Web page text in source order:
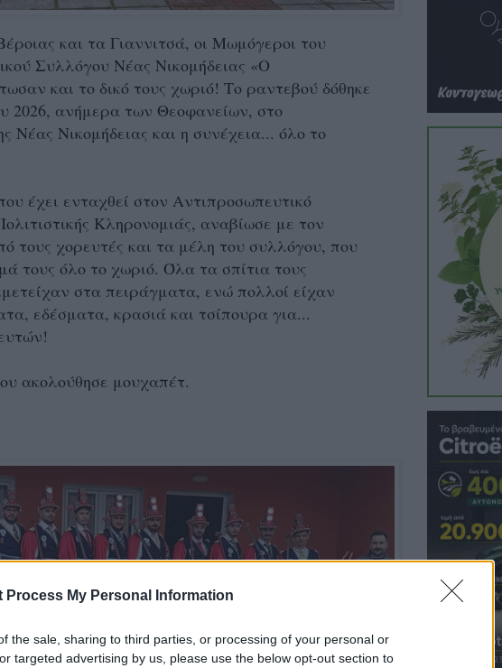
Process My Personal Information
the sale, sharing to third parties, or processing of your personal or
targeted advertising by us, please use the below opt-out section to
και τα Γιαννιτσά, οι Μωμόγεροι του
Συλλόγου Νέας Νικομήδειας «Ο
και το δικό τους χωριό! Το ραντεβού δόθηκε
2026, ανήμερα των Θεοφανείων, στο
Νέας Νικομήδειας και η συνέχεια... όλο το
έχει ενταχθεί στον Αντιπροσωπευτικό
Κληρονομιάς, αναβίωσε με τον
τους χορευτές και τα μέλη του συλλόγου, που
τους όλο το χωριό. Όλα τα σπίτια τους
στα πειράγματα, ενώ πολλοί είχαν
εδέσματα, κρασιά και τσίπουρα για...
ακολούθησε μουχαπέτ.